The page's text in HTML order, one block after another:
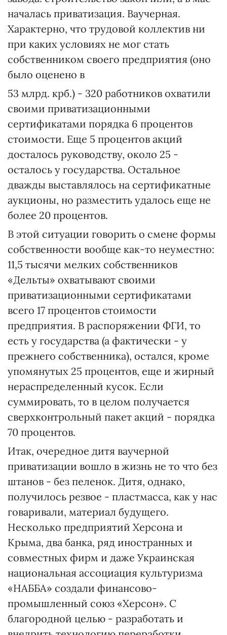
началась приватизация. Ваучерная.
Характерно, что трудовой коллектив ни
при каких условиях не мог стать
собственником своего предприятия (оно
было оценено в
53 млрд. крб.) - 320 работников охватили
своими приватизационными
сертификатами порядка 6 процентов
стоимости. Еще 5 процентов акций
досталось руководству, около 25 -
осталось у государства. Остальное
дважды выставлялось на сертификатные
аукционы, но разместить удалось еще не
более 20 процентов.
В этой ситуации говорить о смене формы
собственности вообще как-то неуместно:
11,5 тысячи мелких собственников
«Дельты» охватывают своими
приватизационными сертификатами
всего 17 процентов стоимости
предприятия. В распоряжении ФГИ, то
есть у государства (а фактически - у
прежнего собственника), остался, кроме
упомянутых 25 процентов, еще и жирный
нераспределенный кусок. Если
суммировать, то в целом получается
сверхконтрольный пакет акций - порядка
70 процентов.
Итак, очередное дитя ваучерной
приватизации вошло в жизнь не то что без
штанов - без пеленок. Дитя, однако,
получилось резвое - пластмасса, как у нас
говаривали, материал будущего.
Несколько предприятий Херсона и
Крыма, два банка, ряд иностранных и
совместных фирм и даже Украинская
национальная ассоциация культуризма
«НАББА» создали финансово-
промышленный союз «Херсон». С
благородной целью - разработать и